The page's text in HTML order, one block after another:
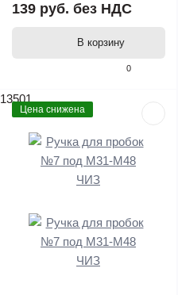
0
139 руб. без НДС
В корзину
13501
Цена снижена